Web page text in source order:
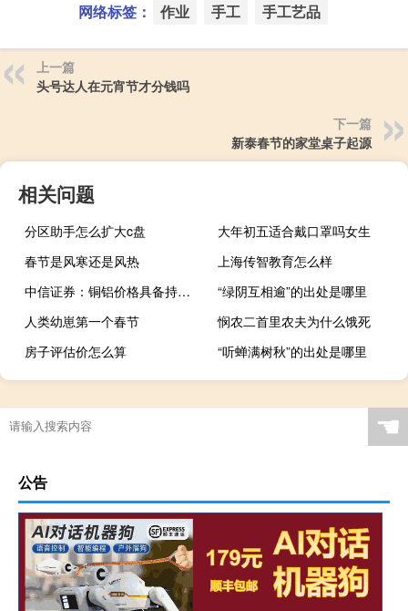
网络标签： 作业 手工 手工艺品
上一篇
头号达人在元宵节才分钱吗
下一篇
新泰春节的家堂桌子起源
相关问题
分区助手怎么扩大c盘
大年初五适合戴口罩吗女生
春节是风寒还是风热
上海传智教育怎么样
中信证券：铜铝价格具备持续催化 看好顺周期布局机会
“绿阴互相逾”的出处是哪里
人类幼崽第一个春节
悯农二首里农夫为什么饿死
房子评估价怎么算
“听蝉满树秋”的出处是哪里
☚
公告